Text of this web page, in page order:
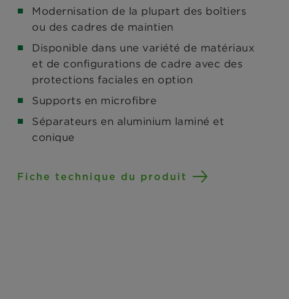
Modernisation de la plupart des boîtiers
ou des cadres de maintien
Disponible dans une variété de matériaux
et de configurations de cadre avec des
protections faciales en option
Supports en microfibre
Séparateurs en aluminium laminé et
conique
Fiche technique du produit